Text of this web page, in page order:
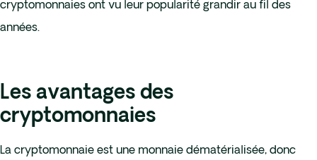
cryptomonnaies ont vu leur popularité grandir au fil des
années.
Les avantages des
cryptomonnaies
La cryptomonnaie est une monnaie dématérialisée, donc